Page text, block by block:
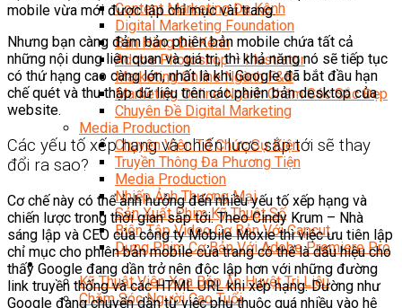
Content Marketing Đa Kênh
Digital Marketing Foundation
Bán Hàng Đa Kênh
Adobe Photoshop – Illustrator
Marketing Online Ngành F&B
Marketing Online Ngành Chăm Sóc Sắc Đẹp
Chuyên Đề Digital Marketing
Media Production
Chuyên Viên Tổ Chức Sự Kiện
Truyền Thông Đa Phương Tiện
Media Production
Nhiếp Ảnh Thương Mại
Sản Xuất Phim Kỹ Thuật Số
Biên Tập Video Cơ Bản Với Capcut
Dựng Phim Cơ Bản Với Adobe Premiere Pro
Sức Khỏe
Kỹ Thuật Viên Xoa Bóp Ấn Huyệt Trị Liệu
Chăm Sóc Người Cao Tuổi
mobile vừa mới được lập chỉ mục vài trang.
Nhưng bạn càng đảm bảo phiên bản mobile chứa tất cả
những nội dung liên quan và giá trị, thì khả năng nó sẽ tiếp tục
có thứ hạng cao càng lớn, nhất là khi Google đã bắt đầu hạn
chế quét và thu thập dữ liệu trên các phiên bản desktop của
website.
Các yếu tố xếp hạng và chiến lược sắp tới sẽ thay
đổi ra sao?
Cơ chế này có thể ảnh hưởng đến nhiều yếu tố xếp hạng và
chiến lược trong thời gian sắp tới. Theo Cindy Krum – Nhà
sáng lập và CEO của công ty Mobile Moxie thì việc ưu tiên lập
chỉ mục cho phiên bản mobile của trang có thể là dấu hiệu cho
thấy Google đang dần trở nên độc lập hơn với những đường
link truyền thống và các HTML URL khi xếp hạng. Dường như
Google đang chuyển dần từ việc phụ thuộc quá nhiều vào hệ